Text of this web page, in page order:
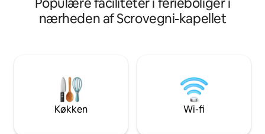
aircondition på alle værelser,
vaskemaskine, tørretumbler og
udforske Padova til fods blandt kunst,
historie og en autentisk atmosfære eller
til at opleve Venedig
nærheden af
tilgængelig med
af mange
nå med offentlig
du kan slappe af
nærheden af Scrovegni-kapellet
Køkken Wi-fi